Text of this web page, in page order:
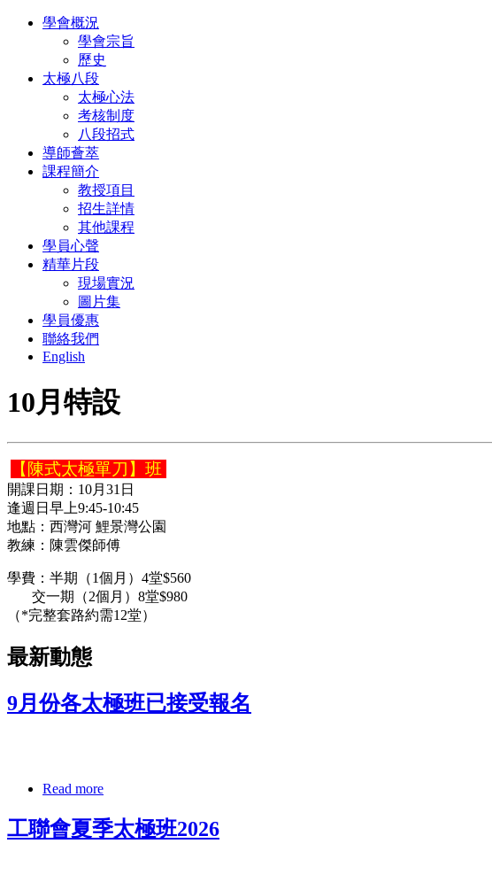
學會概況
學會宗旨
歷史
太極八段
太極心法
考核制度
八段招式
導師薈萃
課程簡介
教授項目
招生詳情
其他課程
學員心聲
精華片段
現場實況
圖片集
學員優惠
聯絡我們
English
10月特設
【陳式太極單刀】班
開課日期：10月31日
逢週日早上9:45-10:45
地點：西灣河 鯉景灣公園
教練：陳雲傑師傅
學費：半期（1個月）4堂$560
交一期（2個月）8堂$980
（*完整套路約需12堂）
最新動態
9月份各太極班已接受報名
Read more
工聯會夏季太極班2026